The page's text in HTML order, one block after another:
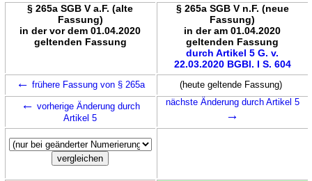
§ 265a SGB V a.F. (alte
Fassung)
in der vor dem 01.04.2020
geltenden Fassung
§ 265a SGB V n.F. (neue
Fassung)
in der am 01.04.2020
geltenden Fassung
durch Artikel 5 G. v.
22.03.2020 BGBl. I S. 604
← frühere Fassung von § 265a (heute geltende Fassung)
← vorherige Änderung durch
Artikel 5
nächste Änderung durch Artikel 5
→